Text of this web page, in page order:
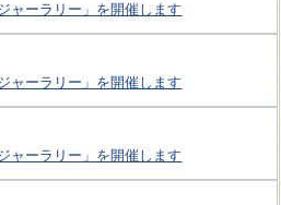
ャーラリー」を開催します
ャーラリー」を開催します
ャーラリー」を開催します